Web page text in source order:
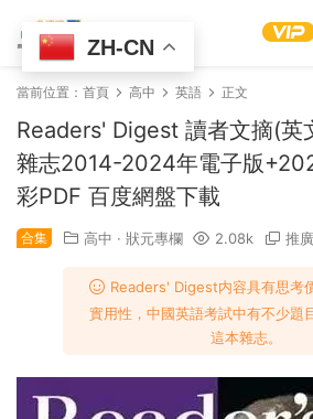
當前位置： 首頁 高中 英語 正文
Readers' Digest 讀者文摘(英
雜志2014-2024年電子版
彩PDF 百度網盤下載
合集 高中 · 狀元專欄 2.08k 推廣
Readers' Digest内容具有思考
實用性，中國英語考試中有不少題
這本雜志。
ZH-CN